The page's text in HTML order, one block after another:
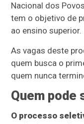
Nacional dos
tem o objetivo de
ao ensino superior.
As vagas deste
quem busca o
quem nunca
Quem pode
O processo